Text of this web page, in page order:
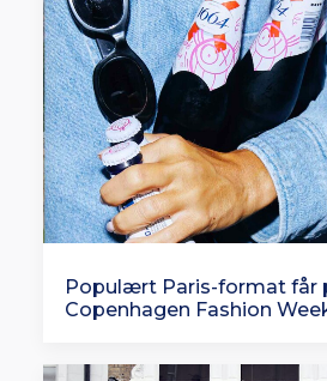
Populært Paris-format får
Copenhagen Fashion